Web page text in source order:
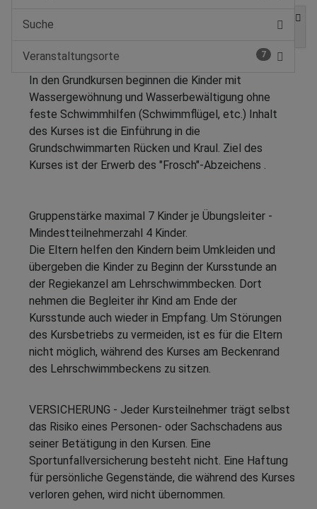
Suche
Veranstaltungsorte 7
In den Grundkursen beginnen die Kinder mit
Wassergewöhnung und Wasserbewältigung ohne
feste Schwimmhilfen (Schwimmflügel, etc.) Inhalt
des Kurses ist die Einführung in die
Grundschwimmarten Rücken und Kraul. Ziel des
Kurses ist der Erwerb des "Frosch"-Abzeichens .
Gruppenstärke maximal 7 Kinder je Übungsleiter -
Mindestteilnehmerzahl 4 Kinder.
Die Eltern helfen den Kindern beim Umkleiden und
übergeben die Kinder zu Beginn der Kursstunde an
der Regiekanzel am Lehrschwimmbecken. Dort
nehmen die Begleiter ihr Kind am Ende der
Kursstunde auch wieder in Empfang. Um Störungen
des Kursbetriebs zu vermeiden, ist es für die Eltern
nicht möglich, während des Kurses am Beckenrand
des Lehrschwimmbeckens zu sitzen.
VERSICHERUNG - Jeder Kursteilnehmer trägt selbst
das Risiko eines Personen- oder Sachschadens aus
seiner Betätigung in den Kursen. Eine
Sportunfallversicherung besteht nicht. Eine Haftung
für persönliche Gegenstände, die während des Kurses
verloren gehen, wird nicht übernommen.